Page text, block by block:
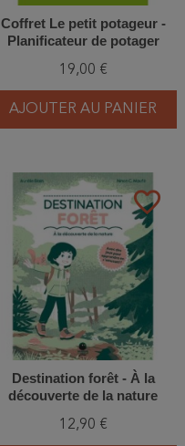
Coffret Le petit potageur -
Planificateur de potager
19,00 €
AJOUTER AU PANIER
favorite_border
Destination forêt - À la
découverte de la nature
12,90 €